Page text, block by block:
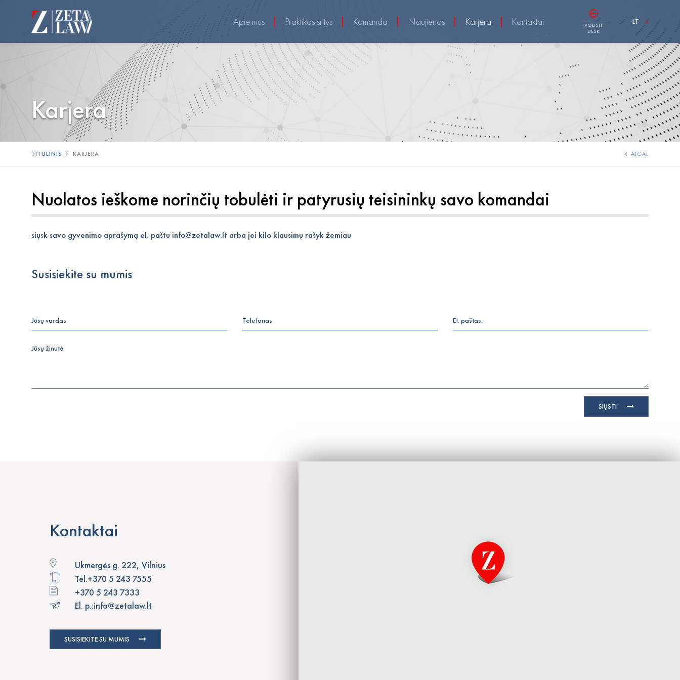
Apie mus Praktikos sritys Komanda Naujienos Karjera Kontaktai
POLISH
DESK
LT
Karjera
TITULINIS KARJERA ATGAL
Nuolatos ieškome norinčių tobulėti ir patyrusių teisininkų savo komandai
siųsk savo gyvenimo aprašymą el. paštu info@zetalaw.lt arba jei kilo klausimų rašyk žemiau
Susisiekite su mumis
SIŲSTI
Kontaktai
Ukmergės g. 222, Vilnius
Tel.+370 5 243 7555
+370 5 243 7333
El. p.:info@zetalaw.lt
SUSISIEKITE SU MUMIS